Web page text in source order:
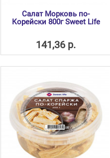
Салат Морковь по-
Корейски 800г Sweet Life
141,36 р.